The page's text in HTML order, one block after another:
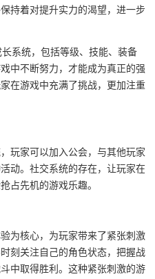
持着对提升实力的渴望，进一步
系统，包括等级、技能、装备
中不断努力，才能成为真正的强
在游戏中充满了挑战，更加注重
玩家可以加入公会，与其他玩家
动。社交系统的存在，让玩家在
占先机的游戏乐趣。
为核心，为玩家带来了紧张刺激
刻关注自己的角色状态，把握战
中取得胜利。这种紧张刺激的游